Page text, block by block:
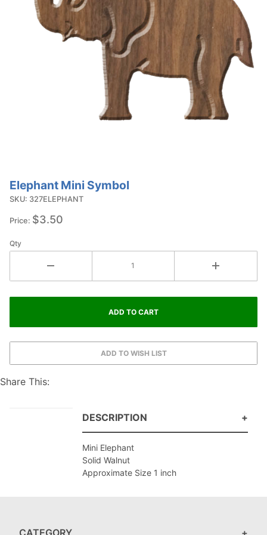
Purchase
Elephant
Symbol
Elephant Mini Symbol
SKU: 327ELEPHANT
Price: $3.50
Qty
Share This:
DESCRIPTION
Mini Elephant
Solid Walnut
Approximate Size 1 inch